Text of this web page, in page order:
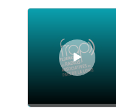
Lecteur audio